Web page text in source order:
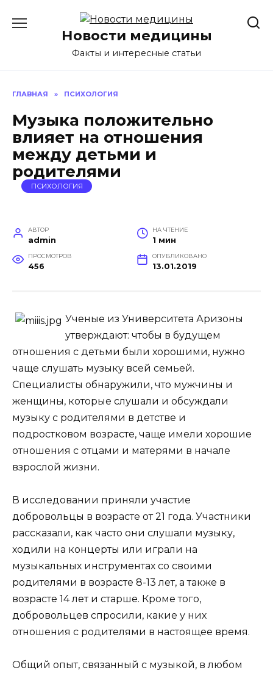
содержаниюНовости медицины
Факты и интересные статьи
ГЛАВНАЯ » ПСИХОЛОГИЯ
Музыка положительно
влияет на отношения
между детьми и
родителями
ПСИХОЛОГИЯ
АВТОР
admin
НА ЧТЕНИЕ
1 мин
ПРОСМОТРОВ
456
ОПУБЛИКОВАНО
13.01.2019
Ученые из Университета Аризоны
утверждают: чтобы в будущем
отношения с детьми были хорошими, нужно
чаще слушать музыку всей семьей.
Специалисты обнаружили, что мужчины и
женщины, которые слушали и обсуждали
музыку с родителями в детстве и
подростковом возрасте, чаще имели хорошие
отношения с отцами и матерями в начале
взрослой жизни.
В исследовании приняли участие
добровольцы в возрасте от 21 года. Участники
рассказали, как часто они слушали музыку,
ходили на концерты или играли на
музыкальных инструментах со своими
родителями в возрасте 8-13 лет, а также в
возрасте 14 лет и старше. Кроме того,
добровольцев спросили, какие у них
отношения с родителями в настоящее время.
Общий опыт, связанный с музыкой, в любом